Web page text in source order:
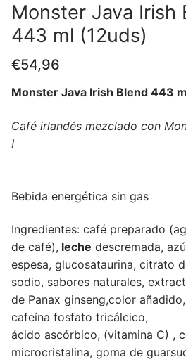
Monster Java Irish
443 ml (12uds)
€54,96
Monster Java Irish Blend 443
Café irlandés mezclado con
!
Bebida energética sin gas
Ingredientes: café preparado (
de café), leche descremada,
espesa, glucosataurina, citrato
sodio, sabores naturales,
de Panax ginseng,color añadido
cafeína fosfato tricálcico,
ácido ascórbico, (vitamina C) ,
microcristalina, goma de guar